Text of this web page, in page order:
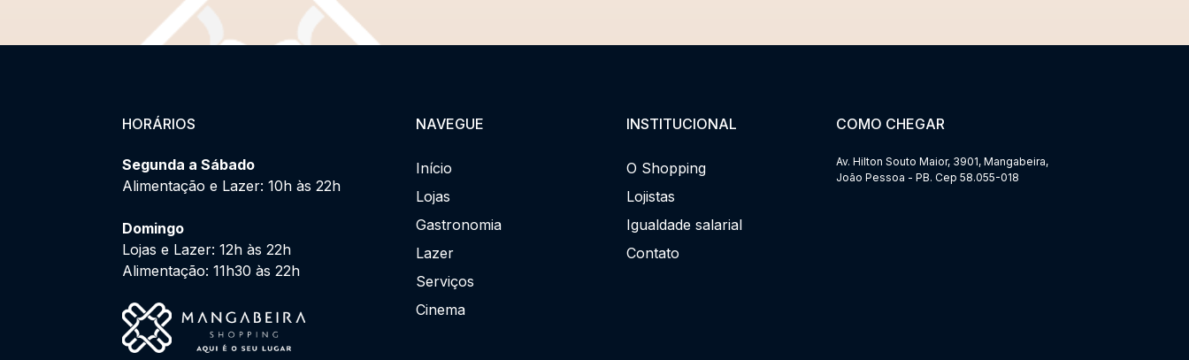
HORÁRIOS
Segunda a Sábado
Alimentação e Lazer: 10h às 22h
Domingo
Lojas e Lazer: 12h às 22h
Alimentação: 11h30 às 22h
NAVEGUE
Início
Lojas
Gastronomia
Lazer
Serviços
Cinema
INSTITUCIONAL
O Shopping
Lojistas
Igualdade salarial
Contato
COMO CHEGAR
Av. Hilton Souto Maior, 3901, Mangabeira,
João Pessoa - PB. Cep 58.055-018